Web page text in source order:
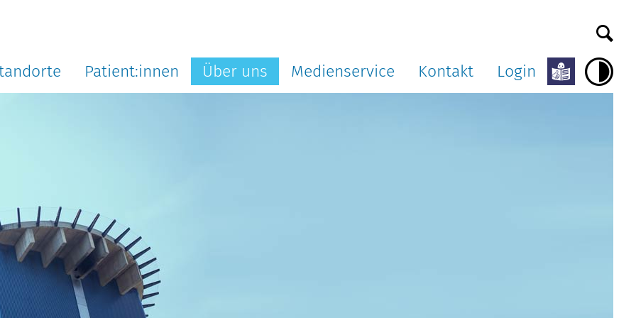
Patient:innen Über uns Medienservice Kontakt Login